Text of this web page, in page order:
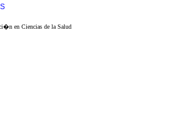
en Ciencias de la Salud